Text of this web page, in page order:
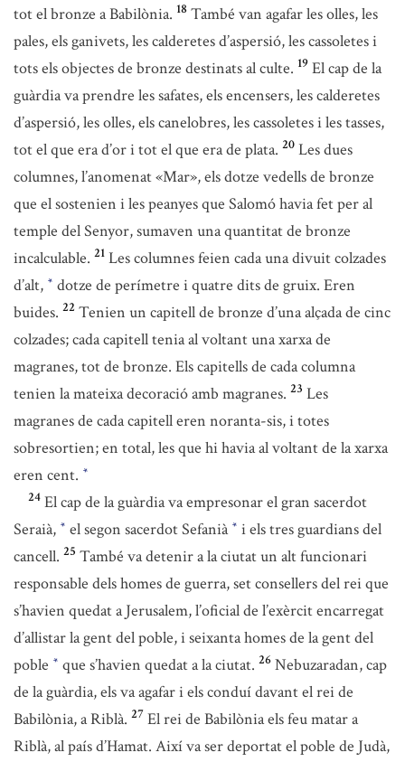
tot el bronze a Babilònia. 18 També van agafar les olles, les
pales, els ganivets, les calderetes d’aspersió, les cassoletes i
tots els objectes de bronze destinats al culte. 19 El cap de la
guàrdia va prendre les safates, els encensers, les calderetes
d’aspersió, les olles, els canelobres, les cassoletes i les tasses,
tot el que era d’or i tot el que era de plata. 20 Les dues
columnes, l’anomenat «Mar», els dotze vedells de bronze
que el sostenien i les peanyes que Salomó havia fet per al
temple del Senyor, sumaven una quantitat de bronze
incalculable. 21 Les columnes feien cada una divuit colzades
d’alt, * dotze de perímetre i quatre dits de gruix. Eren
buides. 22 Tenien un capitell de bronze d’una alçada de cinc
colzades; cada capitell tenia al voltant una xarxa de
magranes, tot de bronze. Els capitells de cada columna
tenien la mateixa decoració amb magranes. 23 Les
magranes de cada capitell eren noranta-sis, i totes
sobresortien; en total, les que hi havia al voltant de la xarxa
eren cent. *
24 El cap de la guàrdia va empresonar el gran sacerdot
Seraià, * el segon sacerdot Sefanià * i els tres guardians del
cancell. 25 També va detenir a la ciutat un alt funcionari
responsable dels homes de guerra, set consellers del rei que
s’havien quedat a Jerusalem, l’oficial de l’exèrcit encarregat
d’allistar la gent del poble, i seixanta homes de la gent del
poble * que s’havien quedat a la ciutat. 26 Nebuzaradan, cap
de la guàrdia, els va agafar i els conduí davant el rei de
Babilònia, a Riblà. 27 El rei de Babilònia els feu matar a
Riblà, al país d’Hamat. Així va ser deportat el poble de Judà,